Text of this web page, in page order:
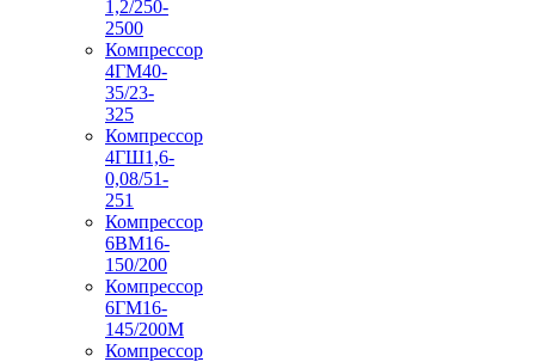
1,2/250-
2500
Компрессор
4ГМ40-
35/23-
325
Компрессор
4ГШ1,6-
0,08/51-
251
Компрессор
6ВМ16-
150/200
Компрессор
6ГМ16-
145/200М
Компрессор